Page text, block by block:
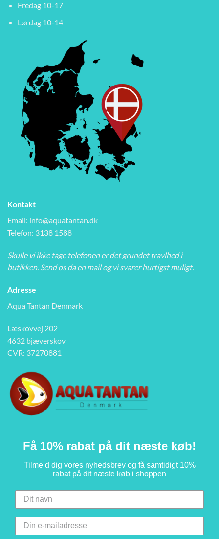
Fredag 10-17
Lørdag 10-14
Kontakt
Email: info@aquatantan.dk
Telefon: 3138 1588
Skulle vi ikke tage telefonen er det grundet travlhed i
butikken. Send os da en mail og vi svarer hurtigst muligt.
Adresse
Aqua Tantan Denmark
Læskovvej 202
4632 bjæverskov
CVR: 37270881
Få 10% rabat på dit næste køb!
Tilmeld dig vores nyhedsbrev og få samtidigt 10%
rabat på dit næste køb i shoppen